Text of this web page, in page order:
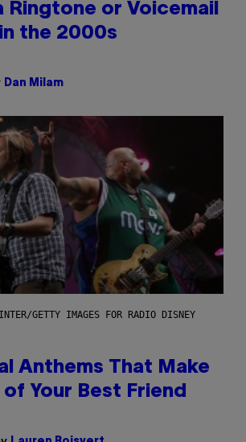
Ringtone or Voicemail
the 2000s
Dan Milam
GETTY IMAGES FOR RADIO DISNEY
Anthems That Make
of Your Best Friend